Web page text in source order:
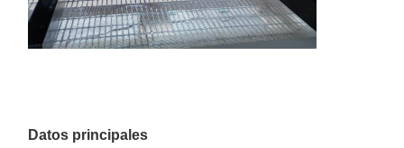
Datos principales